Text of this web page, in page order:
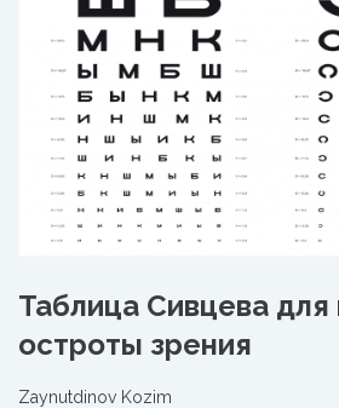
Таблица Сивцева для
остроты зрения
Zaynutdinov Kozim